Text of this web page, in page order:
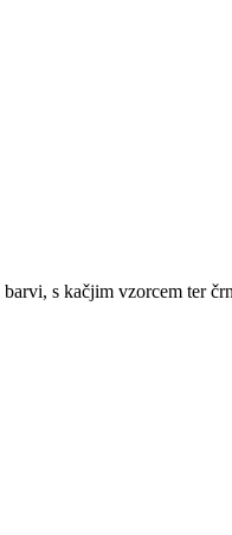
s kačjim vzorcem ter